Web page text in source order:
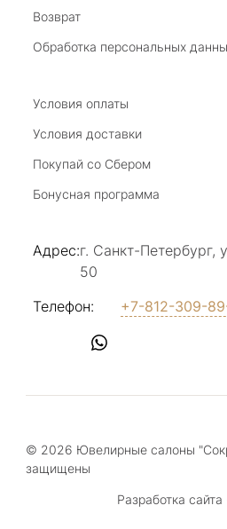
Возврат
Обработка персональных
Условия оплаты
Условия доставки
Покупай со Сбером
Бонусная программа
Адрес:г. Санкт-Петербург,
50
Телефон:
+7-812-309-
© 2026 Ювелирные салоны
защищены
Разработка сайта